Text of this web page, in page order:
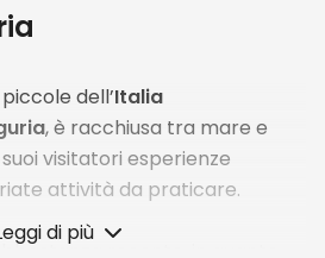
dell’Italia
, è racchiusa tra mare e
visitatori esperienze
attività da praticare.
recente, in quanto
di più